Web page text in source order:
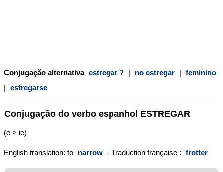
Conjugação alternativa estregar ? | no estregar | feminino
| estregarse
Conjugação do verbo espanhol ESTREGAR
(e > ie)
English translation: to narrow - Traduction française : frotter